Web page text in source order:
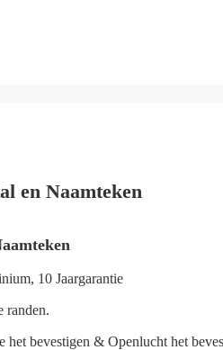
en Naamteken
10 Jaargarantie
randen.
bevestigen & Openlucht het